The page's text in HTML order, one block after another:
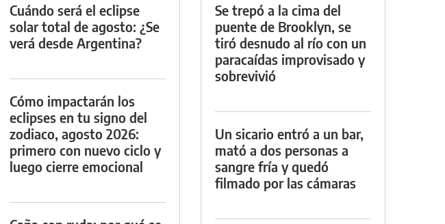
Cuándo será el eclipse
solar total de agosto: ¿Se
verá desde Argentina?
Cómo impactarán los
eclipses en tu signo del
zodiaco, agosto 2026:
primero con nuevo ciclo y
luego cierre emocional
Se trepó a la cima del
puente de Brooklyn, se
tiró desnudo al río con un
paracaídas improvisado y
sobrevivió
Un sicario entró a un bar,
mató a dos personas a
sangre fría y quedó
filmado por las cámaras